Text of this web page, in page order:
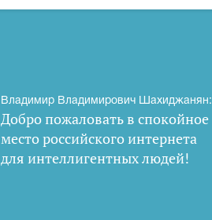
Владимир Владимирович Шахиджанян:
Добро пожаловать в спокойное
место российского интернета
для интеллигентных людей!